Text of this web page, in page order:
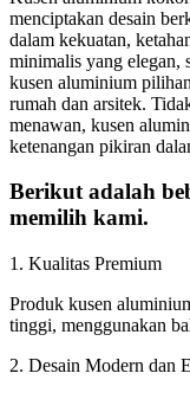
menciptakan desain
dalam kekuatan,
minimalis yang elegan,
kusen aluminium
rumah dan arsitek.
menawan, kusen
ketenangan pikiran
Berikut adalah
memilih kami.
1. Kualitas Premium
Produk kusen
tinggi, menggunakan
2. Desain Modern dan